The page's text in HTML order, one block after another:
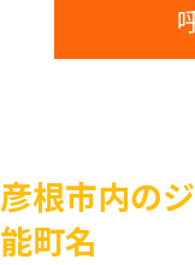
彦根市内の
能町名